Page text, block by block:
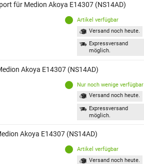
für Medion Akoya E14307 (NS14AD)
Artikel verfügbar
Versand noch heute.
Expressversand
möglich.
Akoya E14307 (NS14AD)
Nur noch wenige verfügbar
Versand noch heute.
Expressversand
möglich.
Akoya E14307 (NS14AD)
Artikel verfügbar
Versand noch heute.